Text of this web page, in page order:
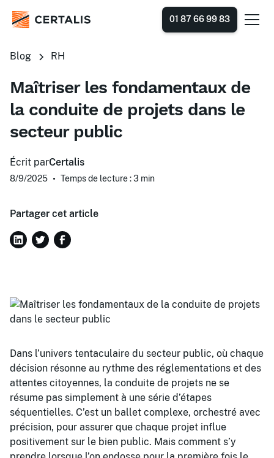
01 87 66 99 83
Blog RH
Maîtriser les fondamentaux de
la conduite de projets dans le
secteur public
Écrit parCertalis
8/9/2025 • Temps de lecture : 3 min
Partager cet article
Dans l’univers tentaculaire du secteur public, où chaque
décision résonne au rythme des réglementations et des
attentes citoyennes, la conduite de projets ne se
résume pas simplement à une série d’étapes
séquentielles. C’est un ballet complexe, orchestré avec
précision, pour assurer que chaque projet influe
positivement sur le bien public. Mais comment s’y